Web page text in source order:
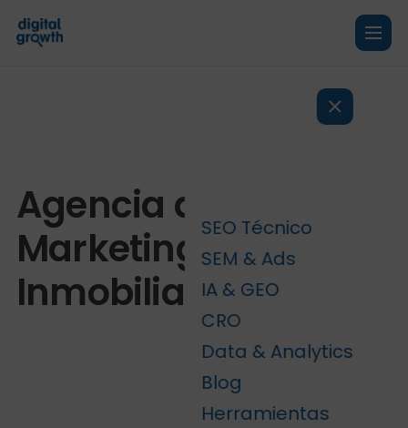
SEO Técnico
SEM & Ads
IA & GEO
CRO
Data & Analytics
Blog
Herramientas
Agencia de
Marketing
Inmobiliario